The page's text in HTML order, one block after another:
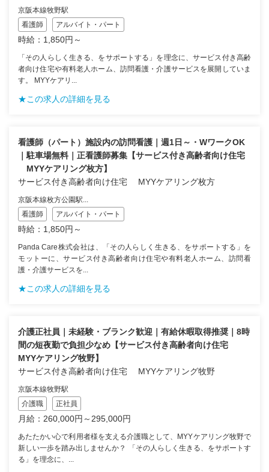
京阪本線牧野駅
看護師
アルバイト・パート
時給：1,850円～
「その人らしく生きる、をサポートする」を理念に、サービス付き高齢
者向け住宅や有料老人ホーム、訪問看護・介護サービスを展開していま
す。 MYYケアリ...
★この求人の詳細を見る
看護師（パート）施設内の訪問看護｜週1日～・WワークOK
｜駐車場無料｜正看護師募集【サービス付き高齢者向け住宅
MYYケアリング枚方】
サービス付き高齢者向け住宅 MYYケアリング枚方
京阪本線枚方公園駅...
看護師
アルバイト・パート
時給：1,850円～
Panda Care株式会社は、「その人らしく生きる、をサポートする」を
モットーに、サービス付き高齢者向け住宅や有料老人ホーム、訪問看
護・介護サービスを...
★この求人の詳細を見る
介護正社員｜未経験・ブランク歓迎｜有給休暇取得推奨｜8時
間の短夜勤で負担少なめ【サービス付き高齢者向け住宅
MYYケアリング牧野】
サービス付き高齢者向け住宅 MYYケアリング牧野
京阪本線牧野駅
介護職
正社員
月給：260,000円～295,000円
あたたかい心で利用者様を支える介護職として、MYYケアリング牧野で
新しい一歩を踏み出しませんか？ 「その人らしく生きる、をサポートす
る」を理念に、...